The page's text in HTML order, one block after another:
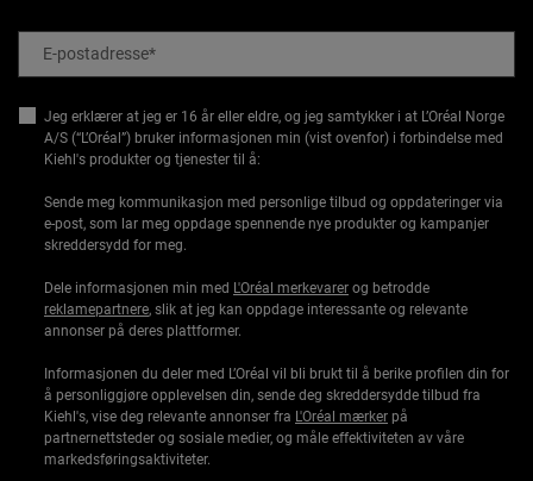
E-postadresse*
Jeg erklærer at jeg er 16 år eller eldre, og jeg samtykker i at L’Oréal Norge
A/S (“L’Oréal”) bruker informasjonen min (vist ovenfor) i forbindelse med
Kiehl's produkter og tjenester til å:
Sende meg kommunikasjon med personlige tilbud og oppdateringer via
e-post, som lar meg oppdage spennende nye produkter og kampanjer
skreddersydd for meg.
Dele informasjonen min med L'Oréal merkevarer og betrodde
reklamepartnere, slik at jeg kan oppdage interessante og relevante
annonser på deres plattformer.
Informasjonen du deler med L’Oréal vil bli brukt til å berike profilen din for
å personliggjøre opplevelsen din, sende deg skreddersydde tilbud fra
Kiehl's, vise deg relevante annonser fra L'Oréal mærker på
partnernettsteder og sosiale medier, og måle effektiviteten av våre
markedsføringsaktiviteter.